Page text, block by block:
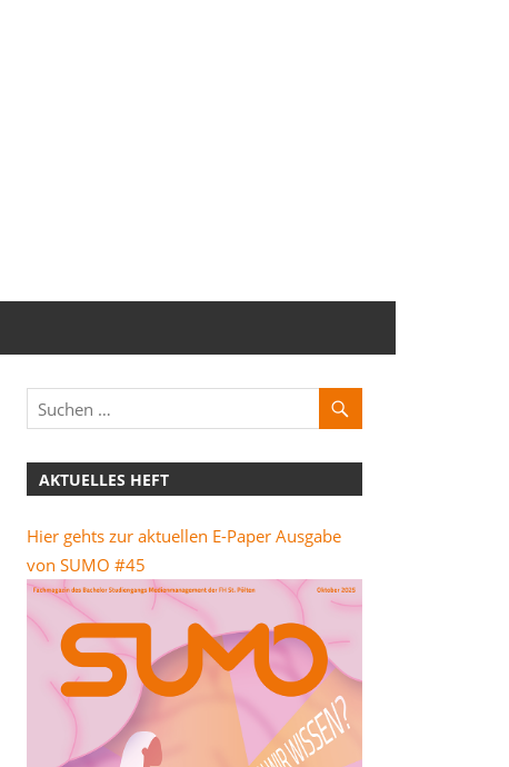
AKTUELLES HEFT
Hier gehts zur aktuellen E-Paper Ausgabe
von SUMO #45